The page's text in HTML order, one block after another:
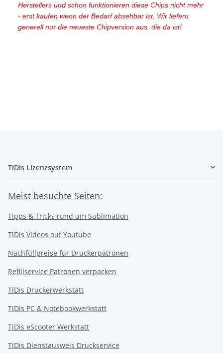
Herstellers und schon funktionieren diese Chips nicht mehr
- erst kaufen wenn der Bedarf absehbar ist. Wir liefern
generell nur die neueste Chipversion aus, die da ist!
TiDis Lizenzsystem
Meist besuchte Seiten:
Tipps & Tricks rund um Sublimation
TiDis Videos auf Youtube
Nachfüllpreise für Druckerpatronen
Refillservice Patronen verpacken
TiDis Druckerwerkstatt
TiDis PC & Notebookwerkstatt
TiDis eScooter Werkstatt
TiDis Dienstausweis Druckservice